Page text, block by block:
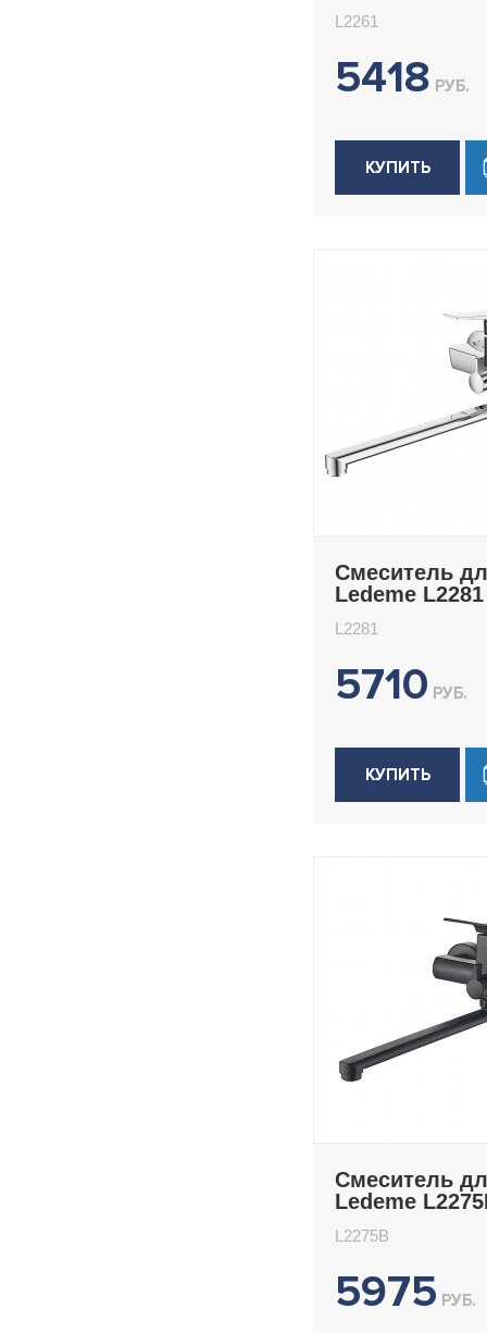
L2261
5418 РУБ.
КУПИТЬ
Смеситель
Ledeme L2281
L2281
5710 РУБ.
КУПИТЬ
Смеситель
Ledeme
L2275B
5975 РУБ.